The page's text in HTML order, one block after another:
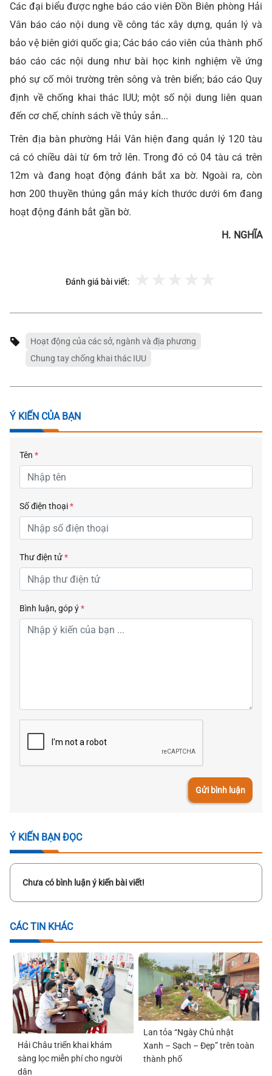
Các đại biểu được nghe báo cáo viên Đồn Biên phòng Hải
Vân báo cáo nội dung về công tác xây dựng, quản lý và
bảo vệ biên giới quốc gia; Các báo cáo viên của thành phố
báo cáo các nội dung như bài học kinh nghiệm về ứng
phó sự cố môi trường trên sông và trên biển; báo cáo Quy
định về chống khai thác IUU; một số nội dung liên quan
đến cơ chế, chính sách về thủy sản...
Trên địa bàn phường Hải Vân hiện đang quản lý 120 tàu
cá có chiều dài từ 6m trở lên. Trong đó có 04 tàu cá trên
12m và đang hoạt động đánh bắt xa bờ. Ngoài ra, còn
hơn 200 thuyền thúng gắn máy kích thước dưới 6m đang
hoạt động đánh bắt gần bờ.
H. NGHĨA
Đánh giá bài viết:
Hoạt động của các sở, ngành và địa phương
Chung tay chống khai thác IUU
Ý KIẾN CỦA BẠN
Tên *
Số điện thoại*
Thư điện tử*
Bình luận, góp ý*
Gửi bình luận
Ý KIẾN BẠN ĐỌC
Chưa có bình luận ý kiến bài viết!
CÁC TIN KHÁC
Hải Châu triển khai khám
sàng lọc miễn phí cho người
dân
Lan tỏa “Ngày Chủ nhật
Xanh – Sạch – Đẹp” trên toàn
thành phố